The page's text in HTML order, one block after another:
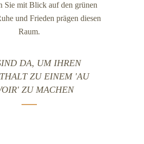
Sie mit Blick auf den grünen
und Frieden prägen diesen
Raum.
DA, UM IHREN
ZU EINEM 'AU
ZU MACHEN